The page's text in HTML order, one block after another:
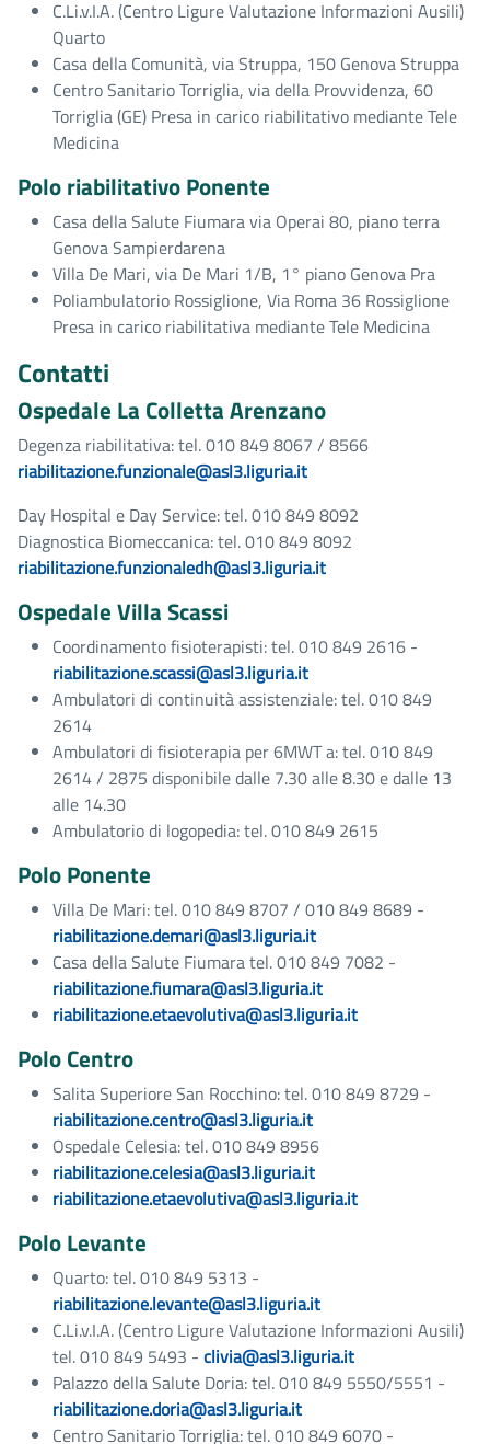
C.Li.v.I.A. (Centro Ligure Valutazione Informazioni Ausili)
Quarto
Casa della Comunità, via Struppa, 150 Genova Struppa
Centro Sanitario Torriglia, via della Provvidenza, 60
Torriglia (GE) Presa in carico riabilitativo mediante Tele
Medicina
Polo riabilitativo Ponente
Casa della Salute Fiumara via Operai 80, piano terra
Genova Sampierdarena
Villa De Mari, via De Mari 1/B, 1° piano Genova Pra
Poliambulatorio Rossiglione, Via Roma 36 Rossiglione
Presa in carico riabilitativa mediante Tele Medicina
Contatti
Ospedale La Colletta Arenzano
Degenza riabilitativa: tel. 010 849 8067 / 8566
riabilitazione.funzionale@asl3.liguria.it
Day Hospital e Day Service: tel. 010 849 8092
Diagnostica Biomeccanica: tel. 010 849 8092
riabilitazione.funzionaledh@asl3.liguria.it
Ospedale Villa Scassi
Coordinamento fisioterapisti: tel. 010 849 2616 -
riabilitazione.scassi@asl3.liguria.it
Ambulatori di continuità assistenziale: tel. 010 849
2614
Ambulatori di fisioterapia per 6MWT a: tel. 010 849
2614 / 2875 disponibile dalle 7.30 alle 8.30 e dalle 13
alle 14.30
Ambulatorio di logopedia: tel. 010 849 2615
Polo Ponente
Villa De Mari: tel. 010 849 8707 / 010 849 8689 -
riabilitazione.demari@asl3.liguria.it
Casa della Salute Fiumara tel. 010 849 7082 -
riabilitazione.fiumara@asl3.liguria.it
riabilitazione.etaevolutiva@asl3.liguria.it
Polo Centro
Salita Superiore San Rocchino: tel. 010 849 8729 -
riabilitazione.centro@asl3.liguria.it
Ospedale Celesia: tel. 010 849 8956
riabilitazione.celesia@asl3.liguria.it
riabilitazione.etaevolutiva@asl3.liguria.it
Polo Levante
Quarto: tel. 010 849 5313 -
riabilitazione.levante@asl3.liguria.it
C.Li.v.I.A. (Centro Ligure Valutazione Informazioni Ausili)
tel. 010 849 5493 - clivia@asl3.liguria.it
Palazzo della Salute Doria: tel. 010 849 5550/5551 -
riabilitazione.doria@asl3.liguria.it
Centro Sanitario Torriglia: tel. 010 849 6070 -